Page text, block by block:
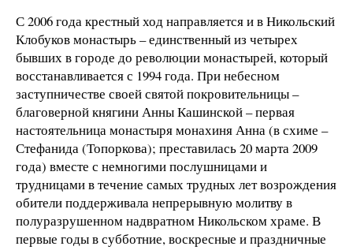
С 2006 года крестный ход направляется и в Никольский
Клобуков монастырь – единственный из четырех
бывших в городе до революции монастырей, который
восстанавливается с 1994 года. При небесном
заступничестве своей святой покровительницы –
благоверной княгини Анны Кашинской – первая
настоятельница монастыря монахиня Анна (в схиме –
Стефанида (Топоркова); преставилась 20 марта 2009
года) вместе с немногими послушницами и
трудницами в течение самых трудных лет возрождения
обители поддерживала непрерывную молитву в
полуразрушенном надвратном Никольском храме. В
первые годы в субботние, воскресные и праздничные